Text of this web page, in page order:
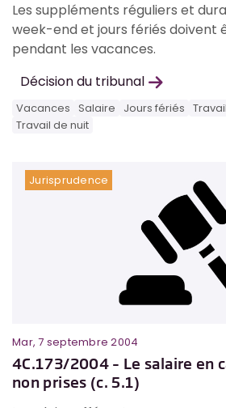
Les suppléments réguliers et
week-end et jours fériés doivent
pendant les vacances.
Décision du tribunal
Vacances Salaire Jours fériés
Travail de nuit
Jurisprudence
Mar, 7 septembre 2004
4C.173/2004 – Le salaire en
non prises (c. 5.1)